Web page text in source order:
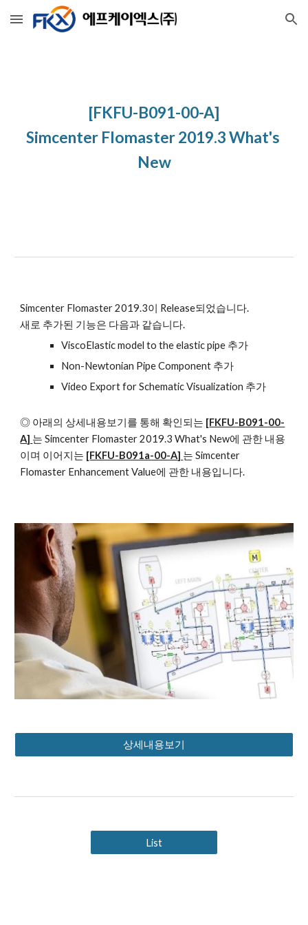
Skip to main content Skip to navigation
[FKFU-B091-00-A]
Simcenter Flomaster 2019.3 What's
New
Simcenter Flomaster 2019.3이 Release되었습니다.
새로 추가된 기능은 다음과 같습니다.
ViscoElastic model to the elastic pipe 추가
Non-Newtonian Pipe Component 추가
Video Export for Schematic Visualization 추가
◎ 아래의 상세내용보기를 통해 확인되는 [FKFU-B091-00-
A] 는 Simcenter Flomaster 2019.3 What's New에 관한 내용
이며 이어지는 [FKFU-B091a-00-A] 는 Simcenter
Flomaster Enhancement Value에 관한 내용입니다.
상세내용보기
List